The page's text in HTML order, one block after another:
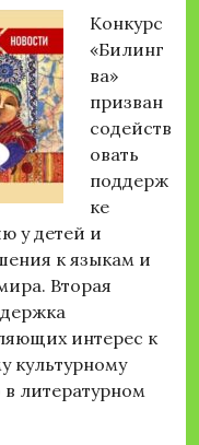
Конкурс
«Билинг
ва»
призван
содейств
овать
поддерж
ке
у детей и
к языкам и
Вторая
интерес к
культурному
литературном